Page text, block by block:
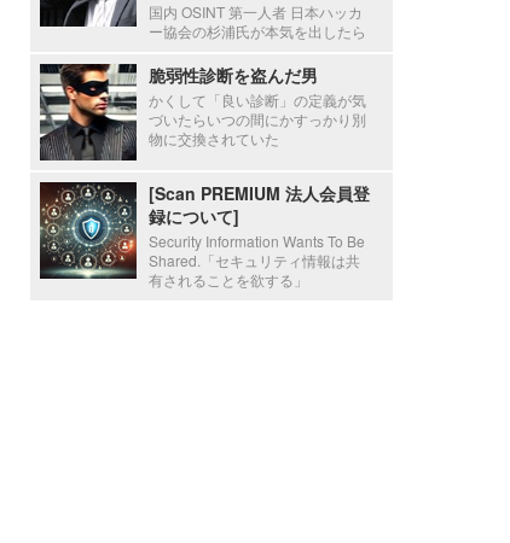
国内 OSINT 第一人者 日本ハッカ
ー協会の杉浦氏が本気を出したら
脆弱性診断を盗んだ男
かくして「良い診断」の定義が気
づいたらいつの間にかすっかり別
物に交換されていた
[Scan PREMIUM 法人会員登
録について]
Security Information Wants To Be
Shared.「セキュリティ情報は共
有されることを欲する」